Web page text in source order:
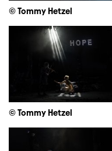
© Tommy Hetzel
© Tommy Hetzel